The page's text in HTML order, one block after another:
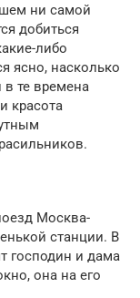
ни самой
добиться
либо
ясно, насколько
те времена
красота
Москва-
станции. В
господин и дама
она на его